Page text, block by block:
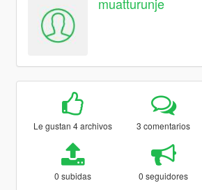
muatturunje
Le gustan 4 archivos 3 comentarios
0 subidas 0 seguidores